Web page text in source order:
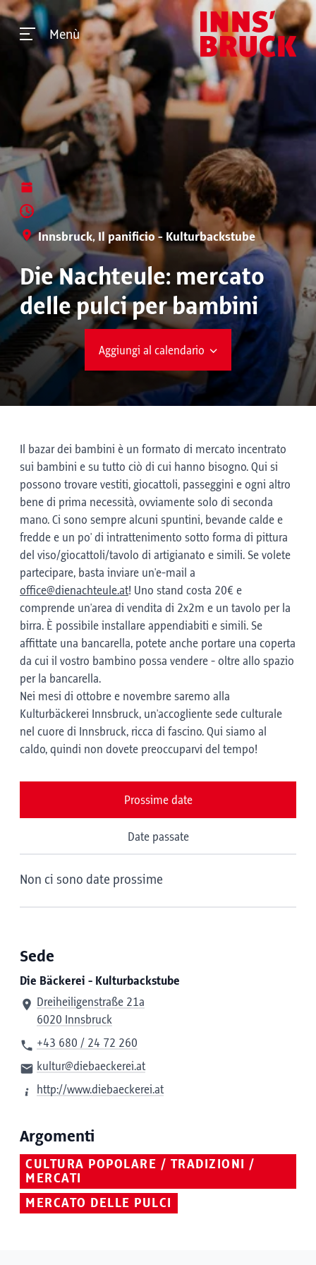
Menù
Innsbruck, Il panificio - Kulturbackstube
Die Nachteule: mercato
delle pulci per bambini
Aggiungi al calendario
Il bazar dei bambini è un formato di mercato incentrato
sui bambini e su tutto ciò di cui hanno bisogno. Qui si
possono trovare vestiti, giocattoli, passeggini e ogni altro
bene di prima necessità, ovviamente solo di seconda
mano. Ci sono sempre alcuni spuntini, bevande calde e
fredde e un po' di intrattenimento sotto forma di pittura
del viso/giocattoli/tavolo di artigianato e simili. Se volete
partecipare, basta inviare un'e-mail a
office@dienachteule.at! Uno stand costa 20€ e
comprende un'area di vendita di 2x2m e un tavolo per la
birra. È possibile installare appendiabiti e simili. Se
affittate una bancarella, potete anche portare una coperta
da cui il vostro bambino possa vendere - oltre allo spazio
per la bancarella.
Nei mesi di ottobre e novembre saremo alla
Kulturbäckerei Innsbruck, un'accogliente sede culturale
nel cuore di Innsbruck, ricca di fascino. Qui siamo al
caldo, quindi non dovete preoccuparvi del tempo!
Prossime date
Date passate
Non ci sono date prossime
Sede
Die Bäckerei - Kulturbackstube
Dreiheiligenstraße 21a
6020 Innsbruck
+43 680 / 24 72 260
kultur@diebaeckerei.at
http://www.diebaeckerei.at
Argomenti
CULTURA POPOLARE / TRADIZIONI /
MERCATI
MERCATO DELLE PULCI